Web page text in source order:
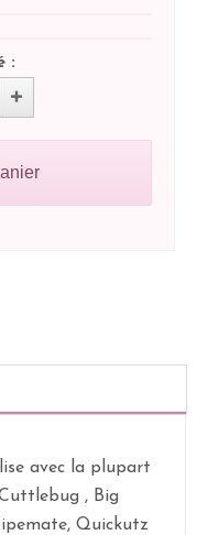
:
avec la plupart
, Big
Quickutz